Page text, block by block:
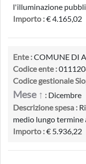
l'illuminazione
Importo :€ 4.165,02
Ente :COMUNE DI
Codice ente :
Codice gestionale
Mese ↑ : Dicembre
Descrizione spesa :
medio lungo termine
Importo :€ 5.936,22